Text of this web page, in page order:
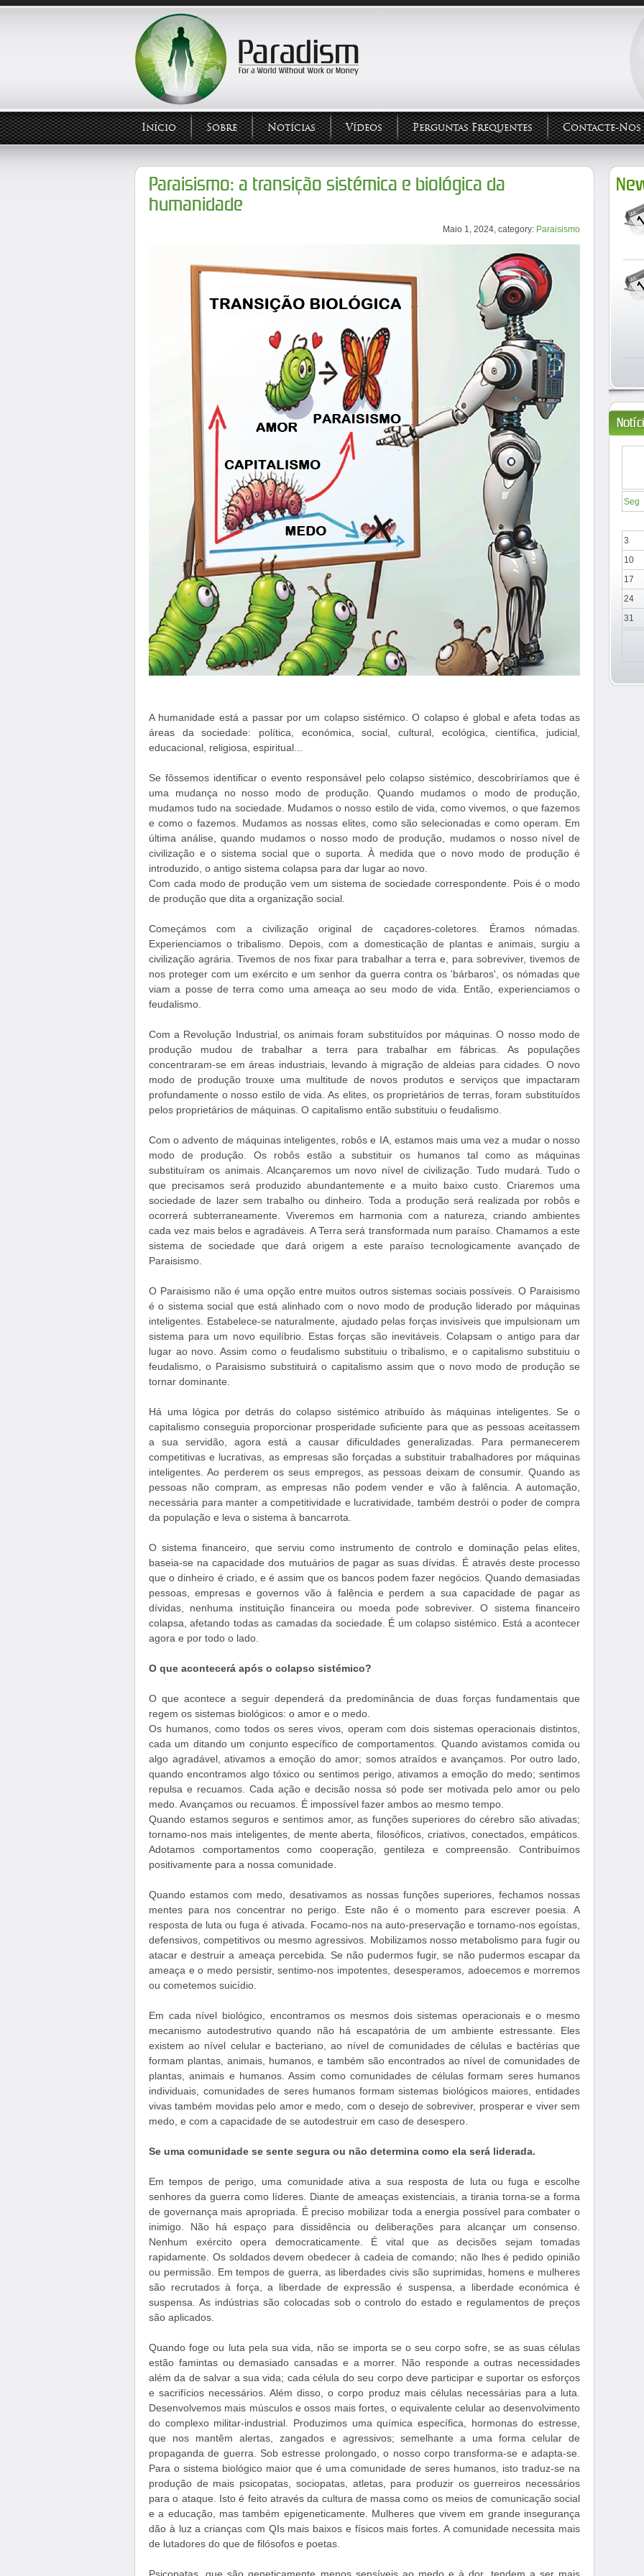
Início Sobre Notícias Vídeos Perguntas Frequentes Contacte-Nos
Paraisismo: a transição sistémica e biológica da
humanidade
Maio 1, 2024, category: Paraisismo
A humanidade está a passar por um colapso sistémico. O colapso é global e afeta todas as
áreas da sociedade: política, económica, social, cultural, ecológica, científica, judicial,
educacional, religiosa, espiritual...
Se fôssemos identificar o evento responsável pelo colapso sistémico, descobriríamos que é
uma mudança no nosso modo de produção. Quando mudamos o modo de produção,
mudamos tudo na sociedade. Mudamos o nosso estilo de vida, como vivemos, o que fazemos
e como o fazemos. Mudamos as nossas elites, como são selecionadas e como operam. Em
última análise, quando mudamos o nosso modo de produção, mudamos o nosso nível de
civilização e o sistema social que o suporta. À medida que o novo modo de produção é
introduzido, o antigo sistema colapsa para dar lugar ao novo.
Com cada modo de produção vem um sistema de sociedade correspondente. Pois é o modo
de produção que dita a organização social.
Começámos com a civilização original de caçadores-coletores. Éramos nómadas.
Experienciamos o tribalismo. Depois, com a domesticação de plantas e animais, surgiu a
civilização agrária. Tivemos de nos fixar para trabalhar a terra e, para sobreviver, tivemos de
nos proteger com um exército e um senhor da guerra contra os 'bárbaros', os nómadas que
viam a posse de terra como uma ameaça ao seu modo de vida. Então, experienciamos o
feudalismo.
Com a Revolução Industrial, os animais foram substituídos por máquinas. O nosso modo de
produção mudou de trabalhar a terra para trabalhar em fábricas. As populações
concentraram-se em áreas industriais, levando à migração de aldeias para cidades. O novo
modo de produção trouxe uma multitude de novos produtos e serviços que impactaram
profundamente o nosso estilo de vida. As elites, os proprietários de terras, foram substituídos
pelos proprietários de máquinas. O capitalismo então substituiu o feudalismo.
Com o advento de máquinas inteligentes, robôs e IA, estamos mais uma vez a mudar o nosso
modo de produção. Os robôs estão a substituir os humanos tal como as máquinas
substituíram os animais. Alcançaremos um novo nível de civilização. Tudo mudará. Tudo o
que precisamos será produzido abundantemente e a muito baixo custo. Criaremos uma
sociedade de lazer sem trabalho ou dinheiro. Toda a produção será realizada por robôs e
ocorrerá subterraneamente. Viveremos em harmonia com a natureza, criando ambientes
cada vez mais belos e agradáveis. A Terra será transformada num paraíso. Chamamos a este
sistema de sociedade que dará origem a este paraíso tecnologicamente avançado de
Paraisismo.
O Paraisismo não é uma opção entre muitos outros sistemas sociais possíveis. O Paraisismo
é o sistema social que está alinhado com o novo modo de produção liderado por máquinas
inteligentes. Estabelece-se naturalmente, ajudado pelas forças invisíveis que impulsionam um
sistema para um novo equilíbrio. Estas forças são inevitáveis. Colapsam o antigo para dar
lugar ao novo. Assim como o feudalismo substituiu o tribalismo, e o capitalismo substituiu o
feudalismo, o Paraisismo substituirá o capitalismo assim que o novo modo de produção se
tornar dominante.
Há uma lógica por detrás do colapso sistémico atribuído às máquinas inteligentes. Se o
capitalismo conseguia proporcionar prosperidade suficiente para que as pessoas aceitassem
a sua servidão, agora está a causar dificuldades generalizadas. Para permanecerem
competitivas e lucrativas, as empresas são forçadas a substituir trabalhadores por máquinas
inteligentes. Ao perderem os seus empregos, as pessoas deixam de consumir. Quando as
pessoas não compram, as empresas não podem vender e vão à falência. A automação,
necessária para manter a competitividade e lucratividade, também destrói o poder de compra
da população e leva o sistema à bancarrota.
O sistema financeiro, que serviu como instrumento de controlo e dominação pelas elites,
baseia-se na capacidade dos mutuários de pagar as suas dívidas. É através deste processo
que o dinheiro é criado, e é assim que os bancos podem fazer negócios. Quando demasiadas
pessoas, empresas e governos vão à falência e perdem a sua capacidade de pagar as
dívidas, nenhuma instituição financeira ou moeda pode sobreviver. O sistema financeiro
colapsa, afetando todas as camadas da sociedade. É um colapso sistémico. Está a acontecer
agora e por todo o lado.
O que acontecerá após o colapso sistémico?
O que acontece a seguir dependerá da predominância de duas forças fundamentais que
regem os sistemas biológicos: o amor e o medo.
Os humanos, como todos os seres vivos, operam com dois sistemas operacionais distintos,
cada um ditando um conjunto específico de comportamentos. Quando avistamos comida ou
algo agradável, ativamos a emoção do amor; somos atraídos e avançamos. Por outro lado,
quando encontramos algo tóxico ou sentimos perigo, ativamos a emoção do medo; sentimos
repulsa e recuamos. Cada ação e decisão nossa só pode ser motivada pelo amor ou pelo
medo. Avançamos ou recuamos. É impossível fazer ambos ao mesmo tempo.
Quando estamos seguros e sentimos amor, as funções superiores do cérebro são ativadas;
tornamo-nos mais inteligentes, de mente aberta, filosóficos, criativos, conectados, empáticos.
Adotamos comportamentos como cooperação, gentileza e compreensão. Contribuímos
positivamente para a nossa comunidade.
Quando estamos com medo, desativamos as nossas funções superiores, fechamos nossas
mentes para nos concentrar no perigo. Este não é o momento para escrever poesia. A
resposta de luta ou fuga é ativada. Focamo-nos na auto-preservação e tornamo-nos egoístas,
defensivos, competitivos ou mesmo agressivos. Mobilizamos nosso metabolismo para fugir ou
atacar e destruir a ameaça percebida. Se não pudermos fugir, se não pudermos escapar da
ameaça e o medo persistir, sentimo-nos impotentes, desesperamos, adoecemos e morremos
ou cometemos suicídio.
Em cada nível biológico, encontramos os mesmos dois sistemas operacionais e o mesmo
mecanismo autodestrutivo quando não há escapatória de um ambiente estressante. Eles
existem ao nível celular e bacteriano, ao nível de comunidades de células e bactérias que
formam plantas, animais, humanos, e também são encontrados ao nível de comunidades de
plantas, animais e humanos. Assim como comunidades de células formam seres humanos
individuais, comunidades de seres humanos formam sistemas biológicos maiores, entidades
vivas também movidas pelo amor e medo, com o desejo de sobreviver, prosperar e viver sem
medo, e com a capacidade de se autodestruir em caso de desespero.
Se uma comunidade se sente segura ou não determina como ela será liderada.
Em tempos de perigo, uma comunidade ativa a sua resposta de luta ou fuga e escolhe
senhores da guerra como líderes. Diante de ameaças existenciais, a tirania torna-se a forma
de governança mais apropriada. É preciso mobilizar toda a energia possível para combater o
inimigo. Não há espaço para dissidência ou deliberações para alcançar um consenso.
Nenhum exército opera democraticamente. É vital que as decisões sejam tomadas
rapidamente. Os soldados devem obedecer à cadeia de comando; não lhes é pedido opinião
ou permissão. Em tempos de guerra, as liberdades civis são suprimidas, homens e mulheres
são recrutados à força, a liberdade de expressão é suspensa, a liberdade económica é
suspensa. As indústrias são colocadas sob o controlo do estado e regulamentos de preços
são aplicados.
Quando foge ou luta pela sua vida, não se importa se o seu corpo sofre, se as suas células
estão famintas ou demasiado cansadas e a morrer. Não responde a outras necessidades
além da de salvar a sua vida; cada célula do seu corpo deve participar e suportar os esforços
e sacrifícios necessários. Além disso, o corpo produz mais células necessárias para a luta.
Desenvolvemos mais músculos e ossos mais fortes, o equivalente celular ao desenvolvimento
do complexo militar-industrial. Produzimos uma química específica, hormonas do estresse,
que nos mantêm alertas, zangados e agressivos; semelhante a uma forma celular de
propaganda de guerra. Sob estresse prolongado, o nosso corpo transforma-se e adapta-se.
Para o sistema biológico maior que é uma comunidade de seres humanos, isto traduz-se na
produção de mais psicopatas, sociopatas, atletas, para produzir os guerreiros necessários
para o ataque. Isto é feito através da cultura de massa como os meios de comunicação social
e a educação, mas também epigeneticamente. Mulheres que vivem em grande insegurança
dão à luz a crianças com QIs mais baixos e físicos mais fortes. A comunidade necessita mais
de lutadores do que de filósofos e poetas.
Seg
3
10
17
24
31